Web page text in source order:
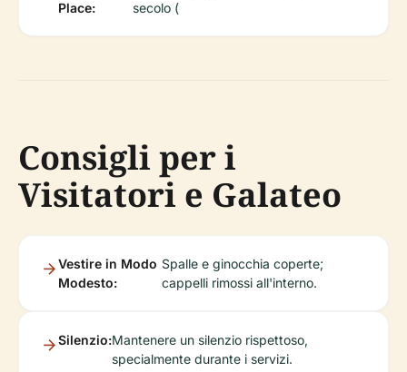
Place:
secolo (
Consigli per i
Visitatori e Galateo
Vestire in Modo
Modesto:
Spalle e ginocchia coperte;
cappelli rimossi all'interno.
Silenzio:Mantenere un silenzio rispettoso,
specialmente durante i servizi.